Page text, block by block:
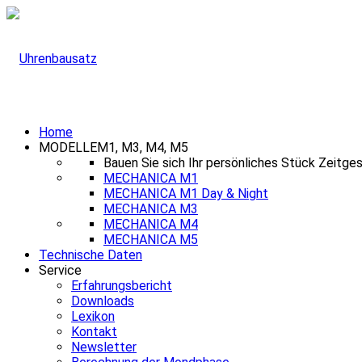
Home
MODELLEM1, M3, M4, M5
Bauen Sie sich Ihr persönliches Stück
MECHANICA M1
MECHANICA M1 Day & Night
MECHANICA M3
MECHANICA M4
MECHANICA M5
Technische Daten
Service
Erfahrungsbericht
Downloads
Lexikon
Kontakt
Newsletter